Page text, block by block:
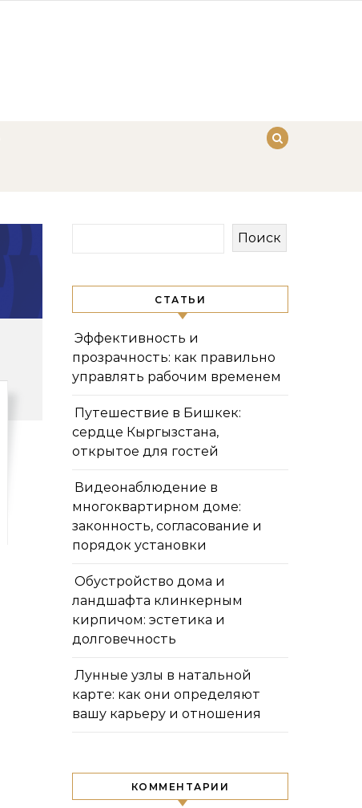
Поиск
СТАТЬИ
Эффективность и
прозрачность: как правильно
управлять рабочим временем
Путешествие в Бишкек:
сердце Кыргызстана,
открытое для гостей
Видеонаблюдение в
многоквартирном доме:
законность, согласование и
порядок установки
Обустройство дома и
ландшафта клинкерным
кирпичом: эстетика и
долговечность
Лунные узлы в натальной
карте: как они определяют
вашу карьеру и отношения
КОММЕНТАРИИ